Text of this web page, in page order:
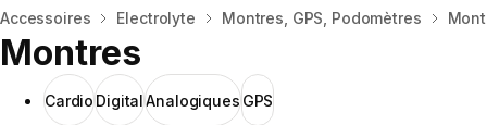
Accueil
Accessoires Electrolyte Montres, GPS, Podomètres
Montres
Cardio DigitalAnalogiques GPS